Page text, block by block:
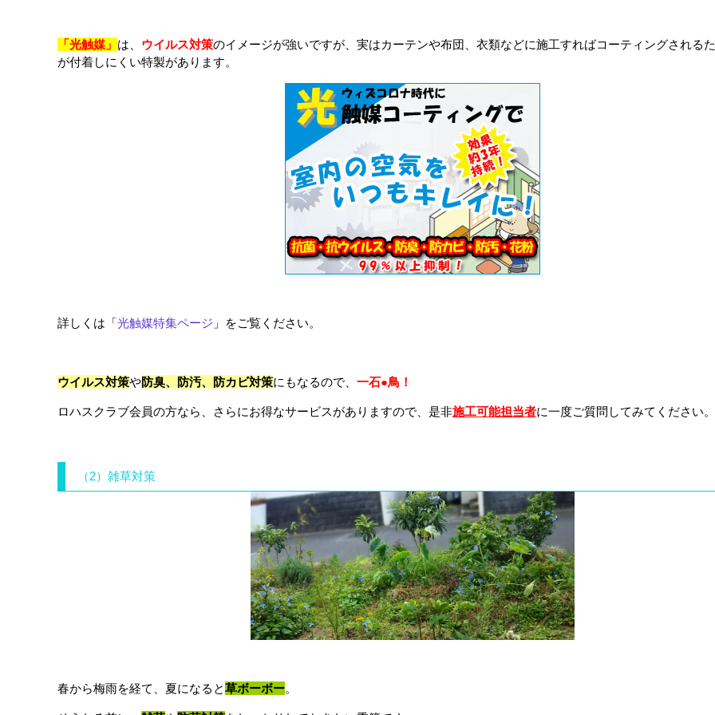
「光触媒」 は、 ウイルス対策のイメージが強いですが、実はカーテンや布団、衣類などに施工すればコーティングされるた
が付着しにくい特製があります。
詳しくは「光触媒特集ページ 」をご覧ください。
ウイルス対策や防臭、防汚、防カビ対策にもなるので、 一石●鳥！
ロハスクラブ会員の方なら、さらにお得なサービスがありますので、是非施工可能担当者に一度ご質問してみてください。
（2）雑草対策
春から梅雨を経て、夏になると草ボーボー。